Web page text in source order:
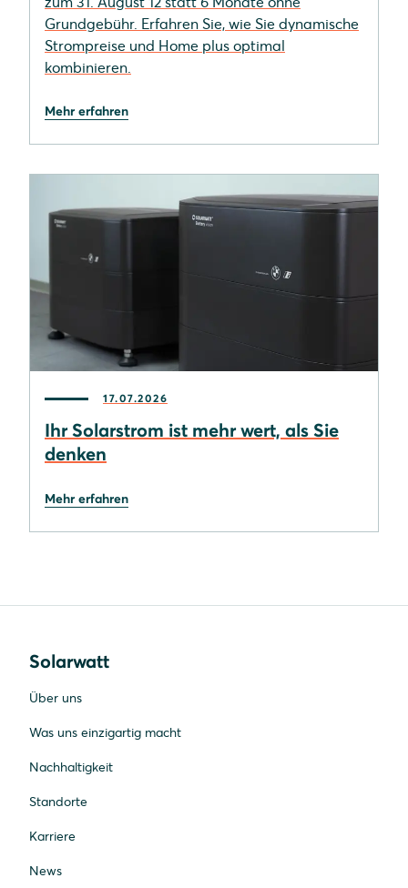
Grundgebühr. Erfahren Sie, wie Sie dynamische
Strompreise und Home plus optimal
kombinieren.
Mehr erfahren
17.07.2026
Ihr Solarstrom ist mehr wert, als Sie
denken
Mehr erfahren
Solarwatt
Über uns
Was uns einzigartig macht
Nachhaltigkeit
Standorte
Karriere
News